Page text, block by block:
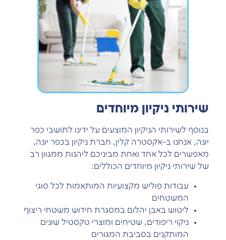
שירותי ניקיון מיוחדים
בנוסף לשירותי הניקיון המוצעים על ידינו לתושבי כפר
יונה, אנחנו ב-אקסטרה קלין, חברת ניקיון בכפר יונה,
מאפשרים לכל אחד ואחת מביניכם ליהנות ממגוון רב
של שירותי ניקיון מיוחדים הכוללים:
עבודות פוליש מקצועיות המותאמות לכל סוגי
המשטחים
ליטוש באבן יהלום במסגרת חידוש משטחי ריצוף
ניקוי ריפודים, שטיחים ומוצרי טקסטיל שונים
המותקנים בסביבת המגורים